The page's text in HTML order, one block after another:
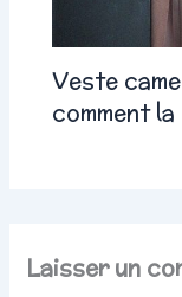
Veste
comment
Laisser un